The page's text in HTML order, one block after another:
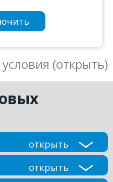
(открыть)
открыть
открыть